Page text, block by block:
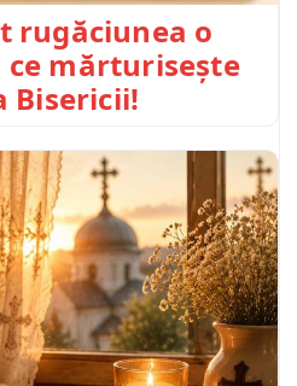
rugăciunea o
mărturisește
Bisericii!